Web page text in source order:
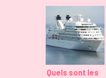
montgolfière
en région
toulousaine ?
Quels sont les